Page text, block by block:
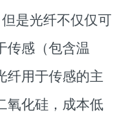
是光纤不仅仅可
传感（包含温
纤用于传感的主
氧化硅，成本低